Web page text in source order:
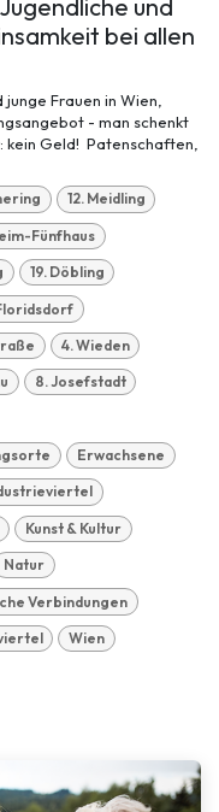
und
bei allen
Frauen in Wien,
- man schenkt
kein Geld! Patenschaften,
12. Meidling
Fünfhaus
19. Döbling
4. Wieden
8. Josefstadt
Erwachsene
Kunst & Kultur
Natur
Verbindungen
Wien